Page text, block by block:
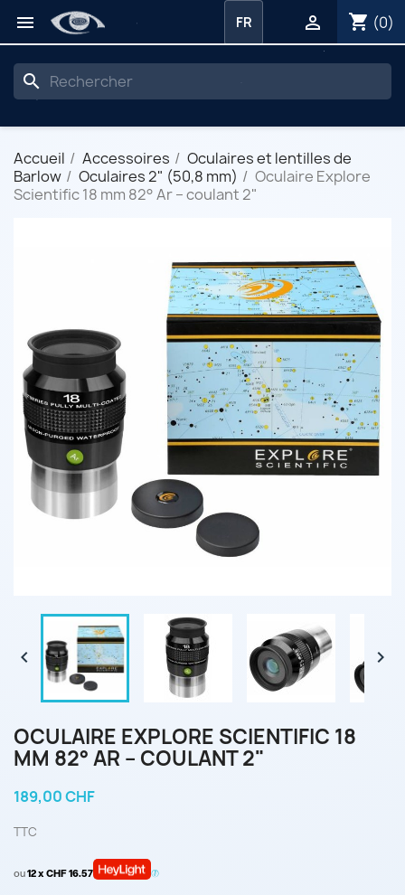
 shopping_cart (0)

FR
search
Accueil Accessoires
Oculaires et lentilles de
Barlow
Oculaires 2" (50,8 mm)
Oculaire Explore
Scientific 18 mm 82° Ar – coulant 2"
 
OCULAIRE EXPLORE SCIENTIFIC 18
MM 82° AR – COULANT 2"
189,00 CHF
TTC
ou12 x CHF 16.57